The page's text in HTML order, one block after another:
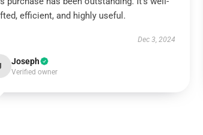
efficient, and highly useful.
Dec 3, 2024
Joseph
Verified owner